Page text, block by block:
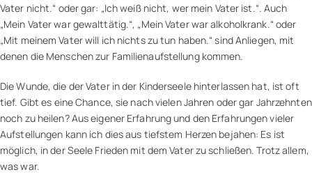
Vater nicht.“ oder gar: „Ich weiß nicht, wer mein Vater ist.“. Auch
„Mein Vater war gewalttätig.“, „Mein Vater war alkoholkrank.“ oder
„Mit meinem Vater will ich nichts zu tun haben.“ sind Anliegen, mit
denen die Menschen zur Familienaufstellung kommen.
Die Wunde, die der Vater in der Kinderseele hinterlassen hat, ist oft
tief. Gibt es eine Chance, sie nach vielen Jahren oder gar Jahrzehnten
noch zu heilen? Aus eigener Erfahrung und den Erfahrungen vieler
Aufstellungen kann ich dies aus tiefstem Herzen bejahen: Es ist
möglich, in der Seele Frieden mit dem Vater zu schließen. Trotz allem,
was war.